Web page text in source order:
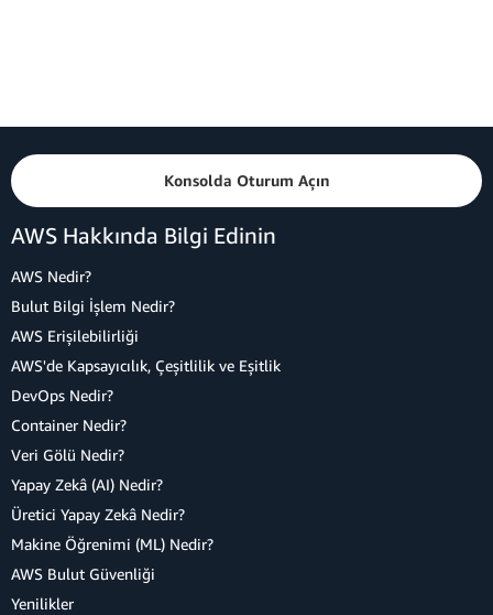
Konsolda Oturum Açın
AWS Hakkında Bilgi Edinin
AWS Nedir?
Bulut Bilgi İşlem Nedir?
AWS Erişilebilirliği
AWS'de Kapsayıcılık, Çeşitlilik ve Eşitlik
DevOps Nedir?
Container Nedir?
Veri Gölü Nedir?
Yapay Zekâ (AI) Nedir?
Üretici Yapay Zekâ Nedir?
Makine Öğrenimi (ML) Nedir?
AWS Bulut Güvenliği
Yenilikler